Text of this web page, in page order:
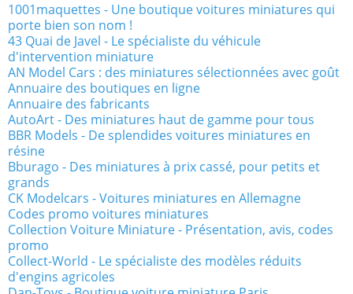
1001maquettes - Une boutique voitures miniatures qui
porte bien son nom !
43 Quai de Javel - Le spécialiste du véhicule
d'intervention miniature
AN Model Cars : des miniatures sélectionnées avec goût
Annuaire des boutiques en ligne
Annuaire des fabricants
AutoArt - Des miniatures haut de gamme pour tous
BBR Models - De splendides voitures miniatures en
résine
Bburago - Des miniatures à prix cassé, pour petits et
grands
CK Modelcars - Voitures miniatures en Allemagne
Codes promo voitures miniatures
Collection Voiture Miniature - Présentation, avis, codes
promo
Collect-World - Le spécialiste des modèles réduits
d'engins agricoles